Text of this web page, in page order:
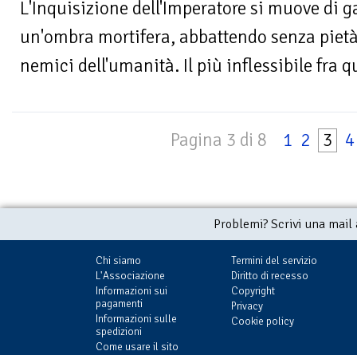
L'Inquisizione dell'Imperatore si muove di
un'ombra mortifera, abbattendo senza
nemici dell'umanità. Il più inflessibile fra
Pagina 3 di 8 1 2 3 4
Problemi? Scrivi una
Chi siamo
L'Associazione
Informazioni sui
pagamenti
Informazioni sulle
spedizioni
Come usare il sito
Termini del servizio
Diritto di recesso
Copyright
Privacy
Cookie policy